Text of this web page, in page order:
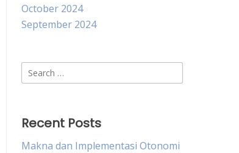
October 2024
September 2024
Search
for:
Recent Posts
Makna dan Implementasi Otonomi